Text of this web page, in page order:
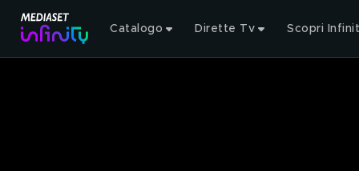
Catalogo Dirette Tv Scopri